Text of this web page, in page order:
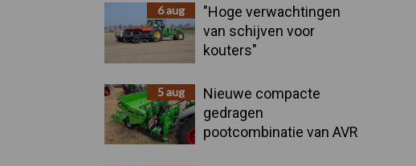
Sidebar6 aug
"Hoge verwachtingen
van schijven voor
kouters"
5 aug
Nieuwe compacte
gedragen
pootcombinatie van AVR